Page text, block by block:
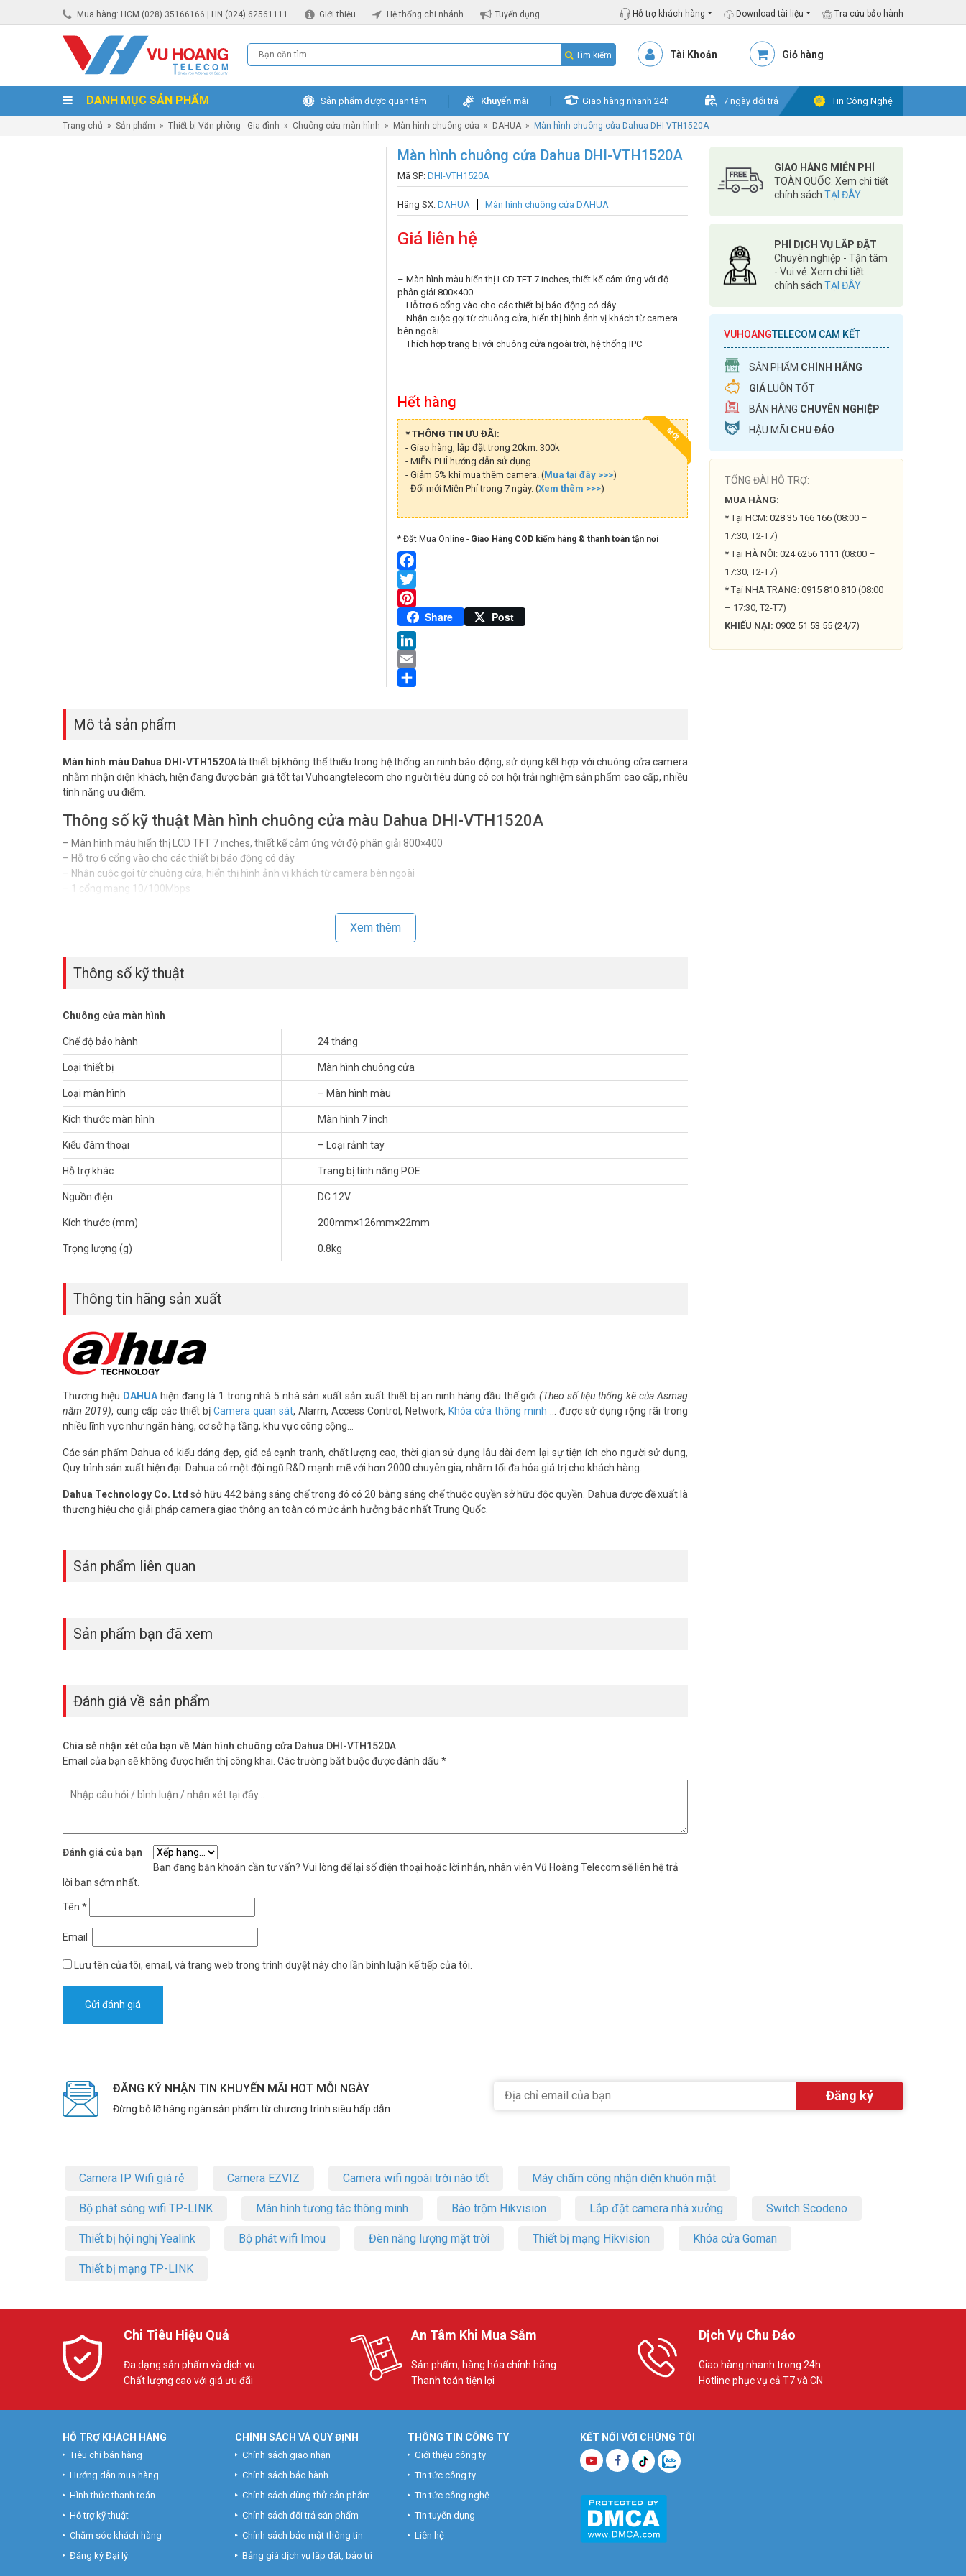
Mua hàng: HCM (028) 35166166 | HN (024) 62561111 Giới thiệu Hệ thống chi nhánh Tuyển dụng Hỗ trợ khách hàng Download tài liệu Tra cứu bảo hành
Tìm kiếm Tài Khoản Giỏ hàng
DANH MỤC SẢN PHẨM Sản phẩm được quan tâm Khuyến mãi Giao hàng nhanh 24h 7 ngày đổi trả Tin Công Nghệ
Trang chủ » Sản phẩm » Thiết bị Văn phòng - Gia đình » Chuông cửa màn hình » Màn hình chuông cửa » DAHUA » Màn hình chuông cửa Dahua DHI-VTH1520A
Màn hình chuông cửa Dahua DHI-VTH1520A
Mã SP: DHI-VTH1520A
Hãng SX: DAHUA Màn hình chuông cửa DAHUA
Giá liên hệ
– Màn hình màu hiển thị LCD TFT 7 inches, thiết kế cảm ứng với độ
phân giải 800×400
– Hỗ trợ 6 cổng vào cho các thiết bị báo động có dây
– Nhận cuộc gọi từ chuông cửa, hiển thị hình ảnh vị khách từ camera
bên ngoài
– Thích hợp trang bị với chuông cửa ngoài trời, hệ thống IPC
Hết hàng
MỚI
* THÔNG TIN ƯU ĐÃI:
- Giao hàng, lắp đặt trong 20km: 300k
- MIỄN PHÍ hướng dẫn sử dụng.
- Giảm 5% khi mua thêm camera. (Mua tại đây >>>)
- Đổi mới Miễn Phí trong 7 ngày. (Xem thêm >>>)
* Đặt Mua Online - Giao Hàng COD kiểm hàng & thanh toán tận nơi
Facebook
Twitter
Pinterest
Share Post
LinkedIn
Email
Mô tả sản phẩm
Màn hình màu Dahua DHI-VTH1520Alà thiết bị không thể thiếu trong hệ thống an ninh báo động, sử dụng kết hợp với chuông cửa camera
nhằm nhận diện khách, hiện đang được bán giá tốt tại Vuhoangtelecom cho người tiêu dùng có cơi hội trải nghiệm sản phẩm cao cấp, nhiều
tính năng ưu điểm.
Thông số kỹ thuật Màn hình chuông cửa màu Dahua DHI-VTH1520A
– Màn hình màu hiển thị LCD TFT 7 inches, thiết kế cảm ứng với độ phân giải 800×400
– Hỗ trợ 6 cổng vào cho các thiết bị báo động có dây
– Nhận cuộc gọi từ chuông cửa, hiển thị hình ảnh vị khách từ camera bên ngoài
– 1 cổng mạng 10/100Mbps
– Kích thước: 200mm×126mm×22mm
– Khối lượng: 0.8Kg
Xem thêm
Thông số kỹ thuật
Chuông cửa màn hình
Chế độ bảo hành 24 tháng
Loại thiết bị Màn hình chuông cửa
Loại màn hình – Màn hình màu
Kích thước màn hình Màn hình 7 inch
Kiểu đàm thoại – Loại rảnh tay
Hỗ trợ khác Trang bị tính năng POE
Nguồn điện DC 12V
Kích thước (mm) 200mm×126mm×22mm
Trọng lượng (g) 0.8kg
Thông tin hãng sản xuất
Thương hiệu DAHUAhiện đang là 1 trong nhà 5 nhà sản xuất sản xuất thiết bị an ninh hàng đầu thế giới(Theo số liệu thống kê của Asmag
năm 2019), cung cấp các thiết bị Camera quan sát, Alarm, Access Control, Network, Khóa cửa thông minh … được sử dụng rộng rãi trong
nhiều lĩnh vực như ngân hàng, cơ sở hạ tầng, khu vực công cộng…
Các sản phẩm Dahua có kiểu dáng đẹp, giá cả cạnh tranh, chất lượng cao, thời gian sử dụng lâu dài đem lại sự tiện ích cho người sử dụng,
Quy trình sản xuất hiện đại. Dahua có một đội ngũ R&D mạnh mẽ với hơn 2000 chuyên gia, nhằm tối đa hóa giá trị cho khách hàng.
Dahua Technology Co. Ltd sở hữu 442 bằng sáng chế trong đó có 20 bằng sáng chế thuộc quyền sở hữu độc quyền. Dahua được đề xuất là
thương hiệu cho giải pháp camera giao thông an toàn có mức ảnh hưởng bậc nhất Trung Quốc.
Sản phẩm liên quan
Sản phẩm bạn đã xem
Đánh giá về sản phẩm
Chia sẻ nhận xét của bạn về Màn hình chuông cửa Dahua DHI-VTH1520A
Email của bạn sẽ không được hiển thị công khai. Các trường bắt buộc được đánh dấu *
Đánh giá của bạn
Bạn đang băn khoăn cần tư vấn? Vui lòng để lại số điện thoại hoặc lời nhắn, nhân viên Vũ Hoàng Telecom sẽ liên hệ trả
lời bạn sớm nhất.
Tên *
Email
Lưu tên của tôi, email, và trang web trong trình duyệt này cho lần bình luận kế tiếp của tôi.
GIAO HÀNG MIỄN PHÍ
TOÀN QUỐC. Xem chi tiết
chính sách TẠI ĐÂY
PHÍ DỊCH VỤ LẮP ĐẶT
Chuyên nghiệp - Tận tâm
- Vui vẻ. Xem chi tiết
chính sách TẠI ĐÂY
VUHOANGTELECOM CAM KẾT
SẢN PHẨM CHÍNH HÃNG
GIÁ LUÔN TỐT
BÁN HÀNG CHUYÊN NGHIỆP
HẬU MÃI CHU ĐÁO
TỔNG ĐÀI HỖ TRỢ:
MUA HÀNG:
* Tại HCM: 028 35 166 166 (08:00 –
17:30, T2-T7)
* Tại HÀ NỘI: 024 6256 1111 (08:00 –
17:30, T2-T7)
* Tại NHA TRANG: 0915 810 810 (08:00
– 17:30, T2-T7)
KHIẾU NẠI: 0902 51 53 55 (24/7)
ĐĂNG KÝ NHẬN TIN KHUYẾN MÃI HOT MỖI NGÀY
Đừng bỏ lỡ hàng ngàn sản phẩm từ chương trình siêu hấp dẫn
Camera IP Wifi giá rẻ Camera EZVIZ Camera wifi ngoài trời nào tốt Máy chấm công nhận diện khuôn mặt
Bộ phát sóng wifi TP-LINK Màn hình tương tác thông minh Báo trộm Hikvision Lắp đặt camera nhà xưởng Switch Scodeno
Thiết bị hội nghị Yealink Bộ phát wifi Imou Đèn năng lượng mặt trời Thiết bị mạng Hikvision Khóa cửa Goman
Thiết bị mạng TP-LINK
Chi Tiêu Hiệu Quả
Đa dạng sản phẩm và dịch vụ
Chất lượng cao với giá ưu đãi
An Tâm Khi Mua Sắm
Sản phẩm, hàng hóa chính hãng
Thanh toán tiện lợi
Dịch Vụ Chu Đáo
Giao hàng nhanh trong 24h
Hotline phục vụ cả T7 và CN
KẾT NỐI VỚI CHÚNG TÔI
HỖ TRỢ KHÁCH HÀNG
Tiêu chí bán hàng
Hướng dẫn mua hàng
Hình thức thanh toán
Hỗ trợ kỹ thuật
Chăm sóc khách hàng
Đăng ký Đại lý
CHÍNH SÁCH VÀ QUY ĐỊNH
Chính sách giao nhận
Chính sách bảo hành
Chính sách dùng thử sản phẩm
Chính sách đổi trả sản phẩm
Chính sách bảo mật thông tin
Bảng giá dịch vụ lắp đặt, bảo trì
THÔNG TIN CÔNG TY
Giới thiệu công ty
Tin tức công ty
Tin tức công nghệ
Tin tuyển dụng
Liên hệ